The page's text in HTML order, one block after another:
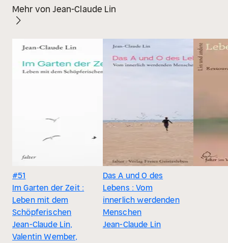
Mehr von Jean-Claude Lin
#51
Im Garten der Zeit :
Leben mit dem
Schöpferischen
Jean-Claude Lin,
Valentin Wember,
Das A und O des
Lebens : Vom
innerlich werdenden
Menschen
Jean-Claude Lin